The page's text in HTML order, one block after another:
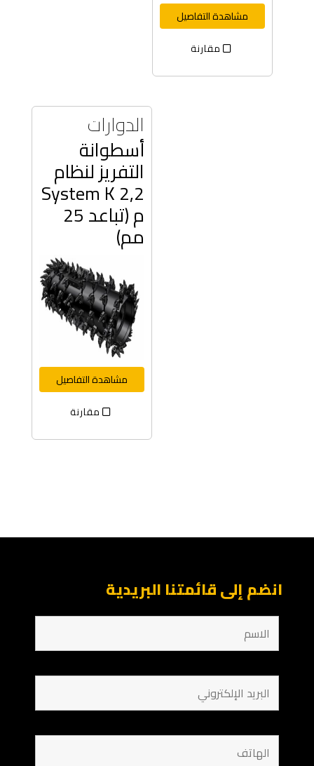
مشاهدة التفاصيل
مقارنة
الدوارات
أسطوانة
التفريز لنظام
System K 2,2
م (تباعد 25
مم)
مشاهدة التفاصيل
مقارنة
انضم إلى قائمتنا البريدية